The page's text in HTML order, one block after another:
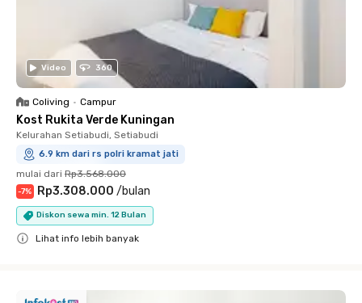
Video 360
Coliving • Campur
Kost Rukita Verde Kuningan
Kelurahan Setiabudi, Setiabudi
6.9 km dari rs polri kramat jati
mulai dari Rp3.568.000
-7% Rp3.308.000 /bulan
Diskon sewa min. 12 Bulan
Lihat info lebih banyak